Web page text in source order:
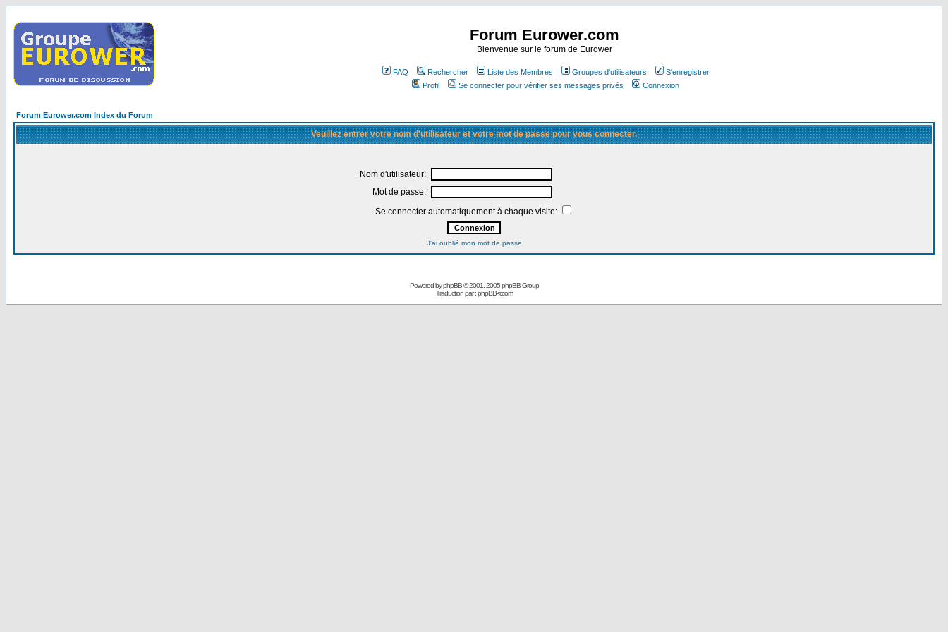
Forum Eurower.com
Bienvenue sur le forum de Eurower
FAQ Rechercher Liste des Membres Groupes d'utilisateurs
S'enregistrer
Profil
Se connecter pour vérifier ses messages privés Connexion
Forum Eurower.com Index du Forum
Veuillez entrer votre nom d'utilisateur et votre mot de passe pour vous connecter.
Nom d'utilisateur:
Mot de passe:
Se connecter automatiquement à chaque visite:
J'ai oublié mon mot de passe
Powered byphpBB© 2001, 2005 phpBB Group
Traduction par :phpBB-fr.com